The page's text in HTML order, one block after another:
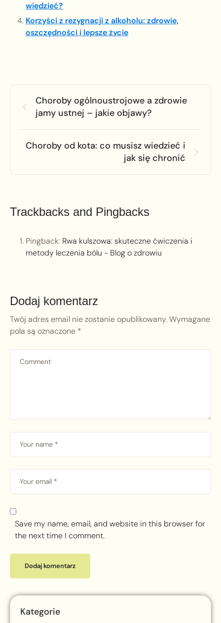
wiedzieć?
Korzyści z rezygnacji z alkoholu: zdrowie,
oszczędności i lepsze życie
Choroby ogólnoustrojowe a zdrowie
jamy ustnej – jakie objawy?
Choroby od kota: co musisz wiedzieć i
jak się chronić
Trackbacks and Pingbacks
Pingback: Rwa kulszowa: skuteczne ćwiczenia i
metody leczenia bólu - Blog o zdrowiu
Dodaj komentarz
Twój adres email nie zostanie opublikowany.Wymagane
pola są oznaczone *
Save my name, email, and website in this browser for
the next time I comment.
Kategorie